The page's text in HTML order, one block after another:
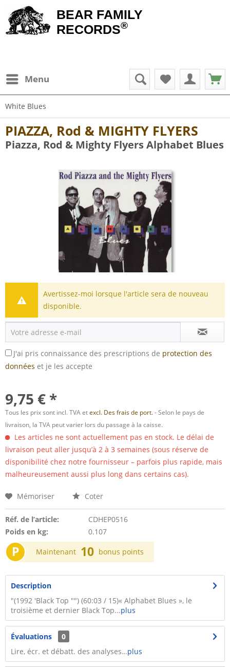
BEAR FAMILY
RECORDS®
Menu
White Blues
PIAZZA, Rod & MIGHTY FLYERS
Piazza, Rod & Mighty Flyers Alphabet Blues
Avertissez-moi lorsque l'article sera de nouveau
disponible.
J'ai pris connaissance des prescriptions de protection des
données et je les accepte
9,75 € *
Tous les prix sont incl. TVA etexcl. Des frais de port.- Selon le pays de
livraison, la TVA peut varier lors du passage à la caisse.
Les articles ne sont actuellement pas en stock. Le délai de
livraison peut aller jusqu’à 2 à 3 semaines (sous réserve de
disponibilité chez notre fournisseur – parfois plus rapide, mais
malheureusement aussi plus long dans certains cas).
Mémoriser Coter
Réf. de l’article:
CDHEP0516
Poids en kg:
0.107
P Maintenant 10 bonus points
Description
"(1992 'Black Top "") (60:03 / 15)« Alphabet Blues », le
troisième et dernier Black Top...plus
Évaluations
0
Lire, écr. et débatt. des analyses…plus